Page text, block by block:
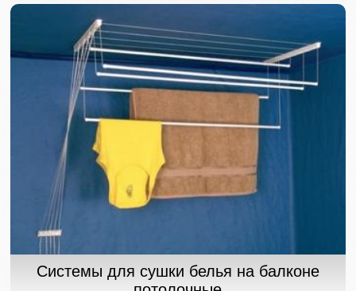
Системы для сушки белья на балконе